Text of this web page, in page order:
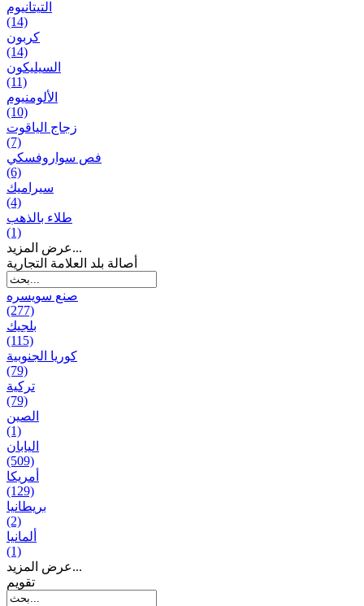
التيتانيوم
(14)
كربون
(14)
السيليكون
(11)
الألومنيوم
(10)
زجاج الياقوت
(7)
فص سواروفسكي
(6)
سيراميك
(4)
طلاء بالذهب
(1)
عرض المزيد...
أصالة بلد العلامة التجارية
صنع سویسره
(277)
بلجيك
(115)
كوريا الجنوبية
(79)
تركية
(79)
الصين
(1)
اليابان
(509)
أمريكا
(129)
بریطانیا
(2)
ألمانيا
(1)
عرض المزيد...
تقويم